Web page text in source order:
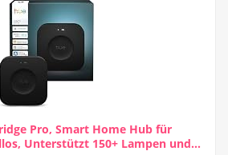
Pro, Smart Home Hub für
Unterstützt 150+ Lampen und...